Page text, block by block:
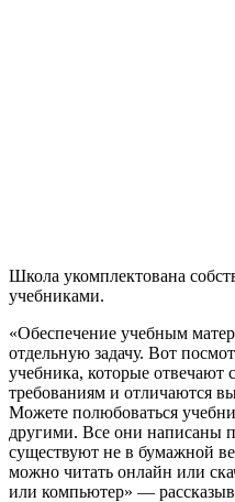
Школа укомплектована
учебниками.
«Обеспечение учебным
отдельную задачу. Вот
учебника, которые отвечают
требованиям и отличаются
Можете полюбоваться
другими. Все они написаны
существуют не в бумажной
можно читать онлайн или
или компьютер» —